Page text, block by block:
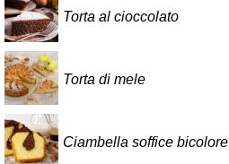
Torta al cioccolato
Torta di mele
Ciambella soffice bicolore